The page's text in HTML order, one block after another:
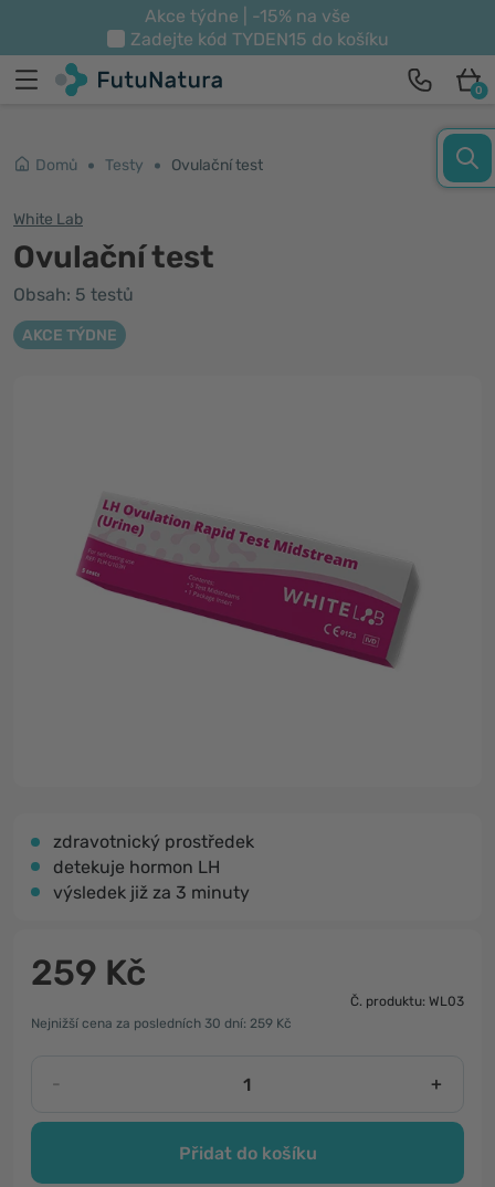
Akce týdne | -15% na vše
Zadejte kód TYDEN15 do košíku
0
Domů Testy Ovulační test
White Lab
Ovulační test
Obsah: 5 testů
AKCE TÝDNE
zdravotnický prostředek
detekuje hormon LH
výsledek již za 3 minuty
259 Kč
Č. produktu: WL03
Nejnižší cena za posledních 30 dní: 259 Kč
- +
Přidat do košíku